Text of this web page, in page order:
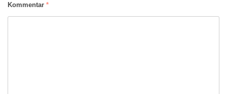
Kommentar *